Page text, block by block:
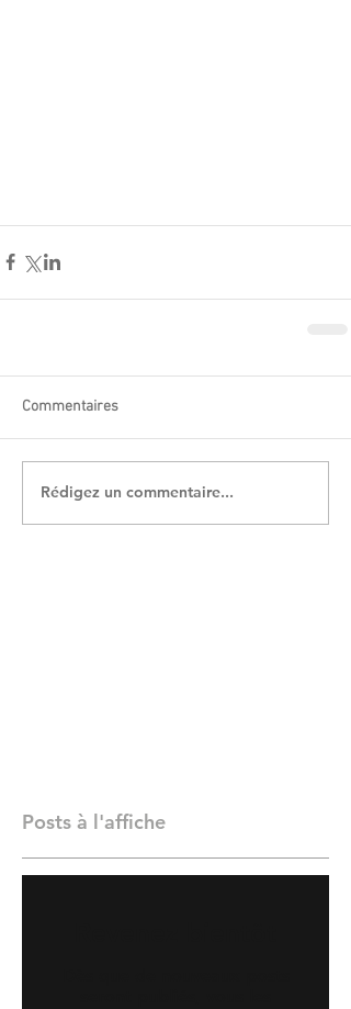
Commentaires
Rédigez un commentaire...
Posts à l'affiche